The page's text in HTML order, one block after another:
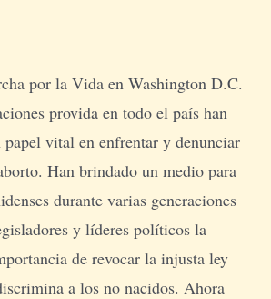
por la Vida en Washington D.C.
provida en todo el país han
papel vital en enfrentar y denunciar
Han brindado un medio para
durante varias generaciones
y líderes políticos la
de revocar la injusta ley
a los no nacidos. Ahora